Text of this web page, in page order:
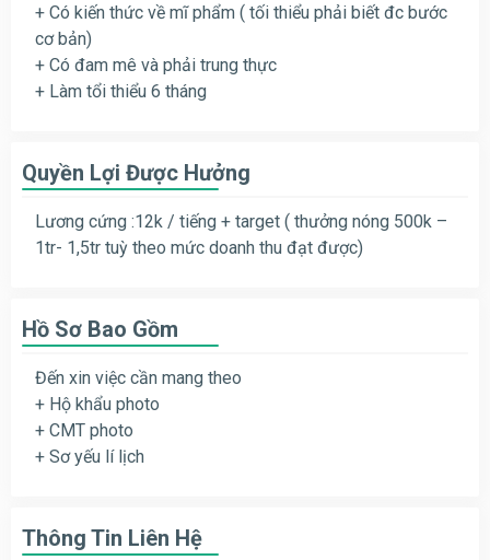
+ Có kiến thức về mĩ phẩm ( tối thiểu phải biết đc bước
cơ bản)
+ Có đam mê và phải trung thực
+ Làm tổi thiểu 6 tháng
Quyền Lợi Được Hưởng
Lương cứng :12k / tiếng + target ( thưởng nóng 500k –
1tr- 1,5tr tuỳ theo mức doanh thu đạt được)
Hồ Sơ Bao Gồm
Đến xin việc cần mang theo
+ Hộ khẩu photo
+ CMT photo
+ Sơ yếu lí lịch
Thông Tin Liên Hệ